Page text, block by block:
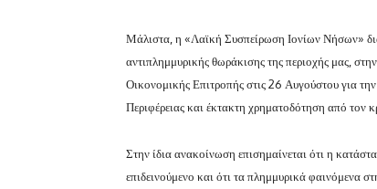
Μάλιστα, η «Λαϊκή Συσπείρωση Ιονίων Νήσων»
αντιπλημμυρικής θωράκισης της περιοχής μας,
Οικονομικής Επιτροπής στις 26 Αυγούστου για
Περιφέρειας και έκτακτη χρηματοδότηση από τον
Στην ίδια ανακοίνωση επισημαίνεται ότι η
επιδεινούμενο και ότι τα πλημμυρικά